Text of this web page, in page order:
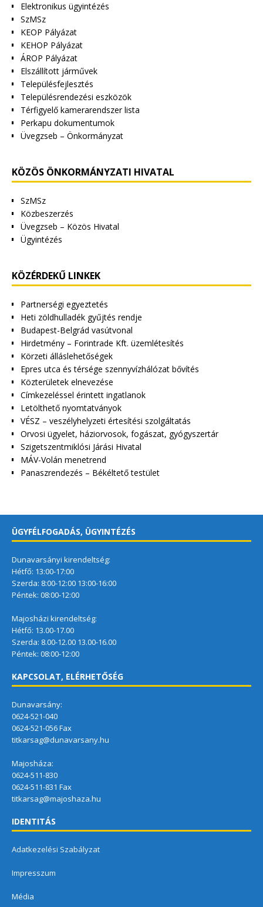
Elektronikus ügyintézés
SzMSz
KEOP Pályázat
KEHOP Pályázat
ÁROP Pályázat
Elszállított járművek
Településfejlesztés
Településrendezési eszközök
Térfigyelő kamerarendszer lista
Perkapu dokumentumok
Üvegzseb – Önkormányzat
KÖZÖS ÖNKORMÁNYZATI HIVATAL
SzMSz
Közbeszerzés
Üvegzseb – Közös Hivatal
Ügyintézés
KÖZÉRDEKŰ LINKEK
Partnerségi egyeztetés
Heti zöldhulladék gyűjtés rendje
Budapest-Belgrád vasútvonal
Hirdetmény – Forintrade Kft. üzemlétesítés
Körzeti álláslehetőségek
Epres utca és térsége szennyvízhálózat bővítés
Közterületek elnevezése
Címkezeléssel érintett ingatlanok
Letölthető nyomtatványok
VÉSZ – veszélyhelyzeti értesítési szolgáltatás
Orvosi ügyelet, háziorvosok, fogászat, gyógyszertár
Szigetszentmiklósi Járási Hivatal
MÁV-Volán menetrend
Panaszrendezés – Békéltető testület
ÜGYFÉLFOGADÁS, ÜGYINTÉZÉS
Dunavarsányi kirendeltség:
Hétfő: 13:00-17:00
Szerda: 8:00-12:00 13:00-16:00
Péntek: 08:00-12:00
Majosházi kirendeltség:
Hétfő: 13.00-17.00
Szerda: 8.00-12.00 13.00-16.00
Péntek: 08:00-12:00
KAPCSOLAT, ELÉRHETŐSÉG
Dunavarsány:
0624-521-040
0624-521-056 Fax
titkarsag@dunavarsany.hu
Majosháza:
0624-511-830
0624-511-831 Fax
titkarsag@majoshaza.hu
IDENTITÁS
Adatkezelési Szabályzat
Impresszum
Média